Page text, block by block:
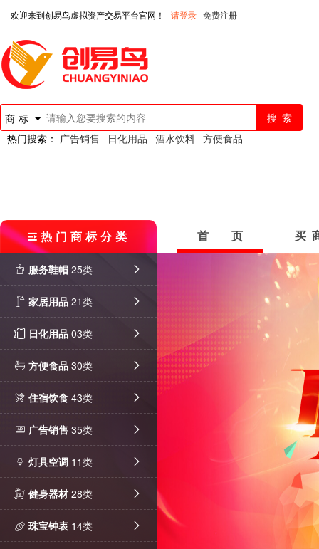
欢迎来到创易鸟虚拟资产交易平台官网！ 请登录 免费注册
商标
热门搜索： 广告销售 日化用品 酒水饮料 方便食品
热门商标分类 首 页 买
服务鞋帽 25类
家居用品 21类
日化用品 03类
方便食品 30类
住宿饮食 43类
广告销售 35类
灯具空调 11类
健身器材 28类
珠宝钟表 14类